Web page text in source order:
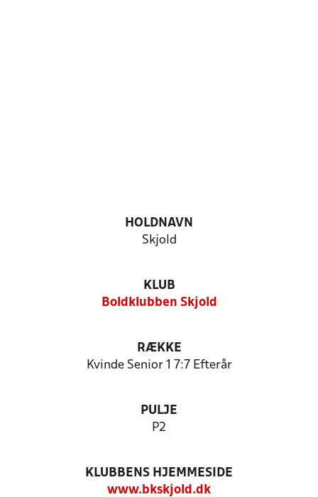
HOLDNAVN
Skjold
KLUB
Boldklubben Skjold
RÆKKE
Kvinde Senior 1 7:7 Efterår
PULJE
P2
KLUBBENS HJEMMESIDE
www.bkskjold.dk